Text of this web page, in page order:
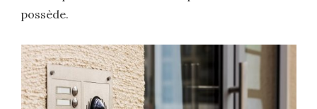
possède.